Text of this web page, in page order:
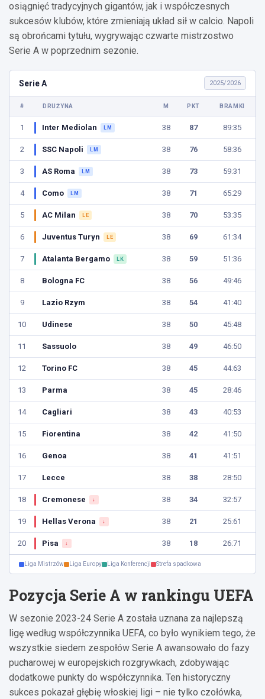
osiągnięć tradycyjnych gigantów, jak i współczesnych
sukcesów klubów, które zmieniają układ sił w calcio. Napoli
są obrońcami tytułu, wygrywając czwarte mistrzostwo
Serie A w poprzednim sezonie.
Serie A 2025/2026
# DRUŻYNA M PKT BRAMKI
1 Inter Mediolan LM 38 87 89:35
2 SSC Napoli LM 38 76 58:36
3 AS Roma LM 38 73 59:31
4 Como LM 38 71 65:29
5 AC Milan LE 38 70 53:35
6 Juventus Turyn LE 38 69 61:34
7 Atalanta Bergamo LK 38 59 51:36
8 Bologna FC 38 56 49:46
9 Lazio Rzym 38 54 41:40
10 Udinese 38 50 45:48
11 Sassuolo 38 49 46:50
12 Torino FC 38 45 44:63
13 Parma 38 45 28:46
14 Cagliari 38 43 40:53
15 Fiorentina 38 42 41:50
16 Genoa 38 41 41:51
17 Lecce 38 38 28:50
18 Cremonese ↓ 38 34 32:57
19 Hellas Verona ↓ 38 21 25:61
20 Pisa ↓ 38 18 26:71
Liga Mistrzów Liga Europy Liga Konferencji Strefa spadkowa
Pozycja Serie A w rankingu UEFA
W sezonie 2023-24 Serie A została uznana za najlepszą
ligę według współczynnika UEFA, co było wynikiem tego, że
wszystkie siedem zespołów Serie A awansowało do fazy
pucharowej w europejskich rozgrywkach, zdobywając
dodatkowe punkty do współczynnika. Ten historyczny
sukces pokazał głębię włoskiej ligi – nie tylko czołówka,